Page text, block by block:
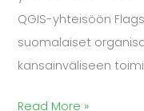
QGIS-yhteisöön
suomalaiset
kansainväliseen
Read More »